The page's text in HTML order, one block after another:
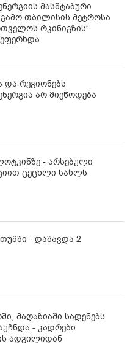
მასშტაბური
თბილისის მეტროსა
რკინიგზის“
და რეგიონებს
არ მიეწოდება
- არსებული
ცეცხლი სახლს
- დაშავდა 2
მაღაზიაში სადენებს
- კადრები
ადგილიდან